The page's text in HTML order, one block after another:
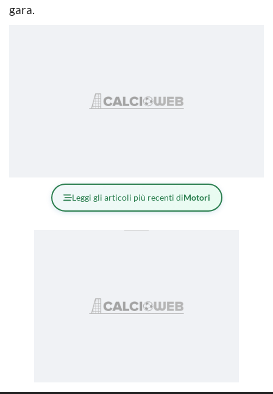
gara.
Leggi gli articoli più recenti diMotori